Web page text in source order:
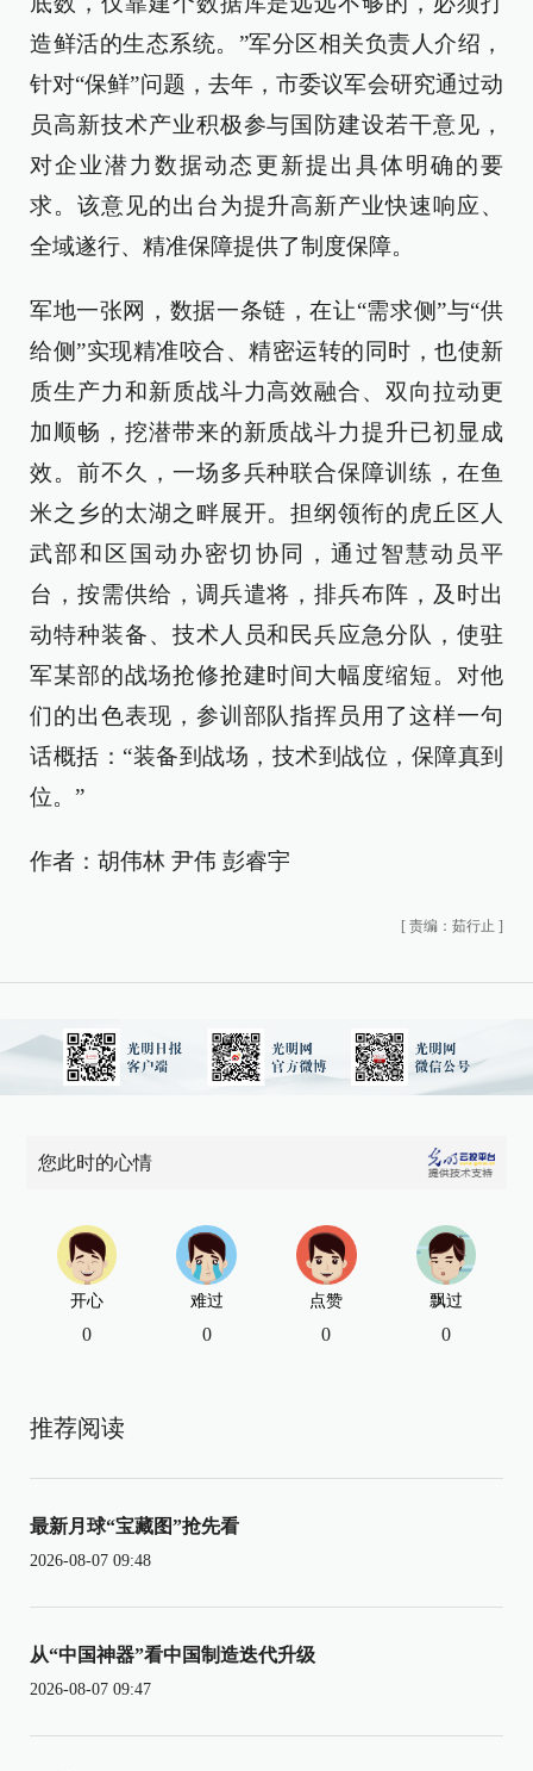
造鲜活的生态系统。”军分区相关负责人介绍，
针对“保鲜”问题，去年，市委议军会研究通过动
员高新技术产业积极参与国防建设若干意见，
对企业潜力数据动态更新提出具体明确的要
求。该意见的出台为提升高新产业快速响应、
全域遂行、精准保障提供了制度保障。
军地一张网，数据一条链，在让“需求侧”与“供
给侧”实现精准咬合、精密运转的同时，也使新
质生产力和新质战斗力高效融合、双向拉动更
加顺畅，挖潜带来的新质战斗力提升已初显成
效。前不久，一场多兵种联合保障训练，在鱼
米之乡的太湖之畔展开。担纲领衔的虎丘区人
武部和区国动办密切协同，通过智慧动员平
台，按需供给，调兵遣将，排兵布阵，及时出
动特种装备、技术人员和民兵应急分队，使驻
军某部的战场抢修抢建时间大幅度缩短。对他
们的出色表现，参训部队指挥员用了这样一句
话概括：“装备到战场，技术到战位，保障真到
位。”
作者：胡伟林 尹伟 彭睿宇
[ 责编：茹行止 ]
您此时的心情
开心
0
难过
0
点赞
0
飘过
0
推荐阅读
最新月球“宝藏图”抢先看
2026-08-07 09:48
从“中国神器”看中国制造迭代升级
2026-08-07 09:47